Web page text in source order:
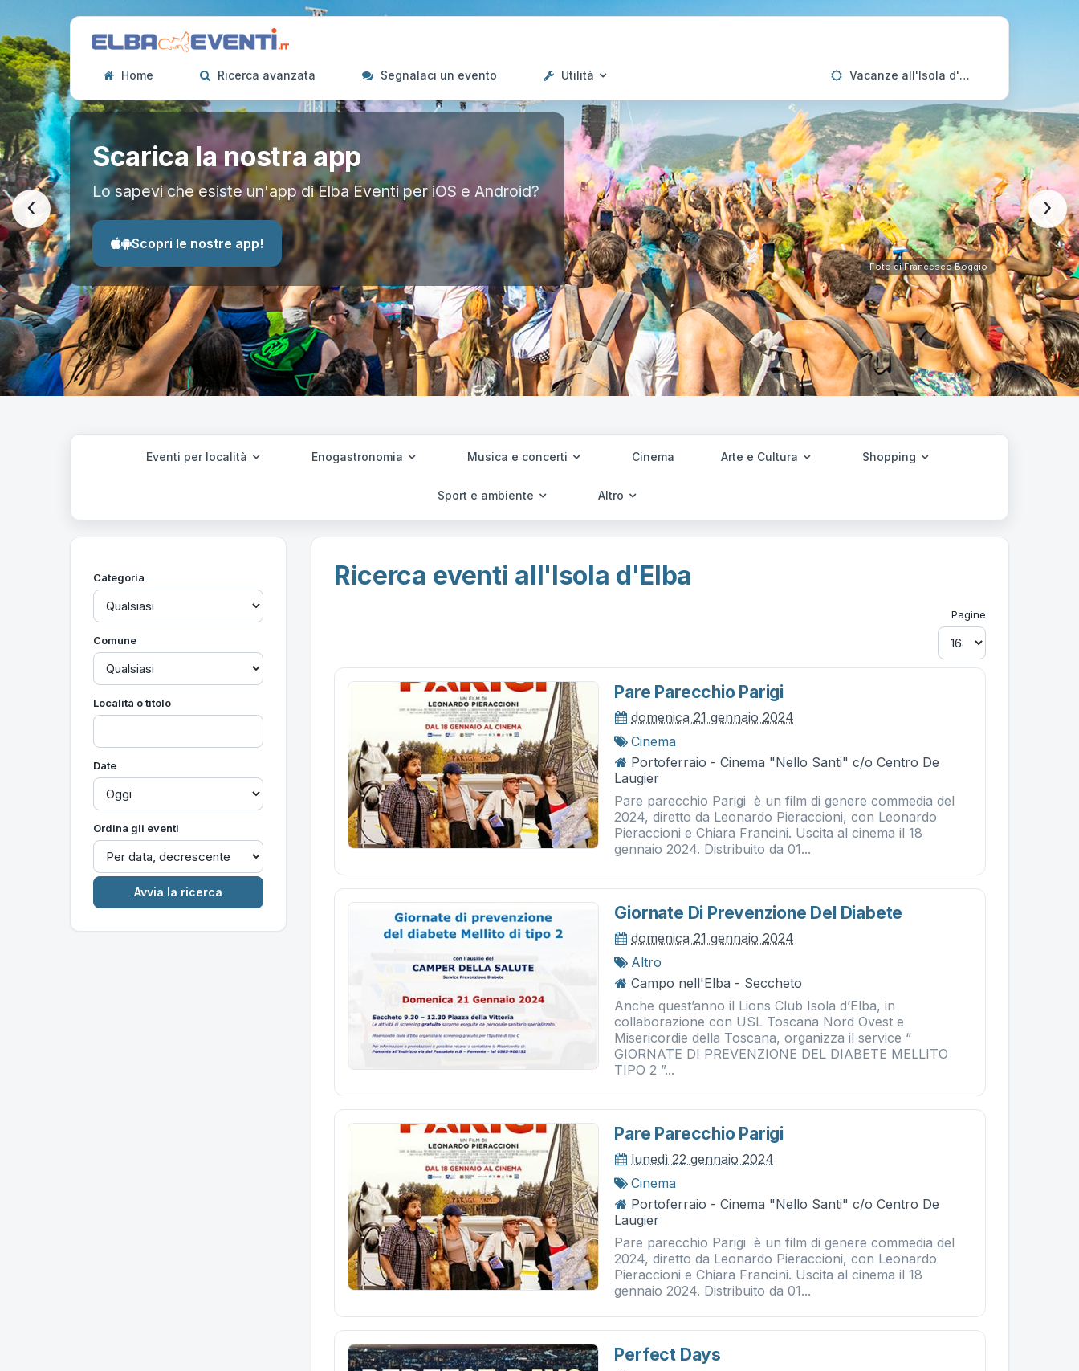
Home Ricerca avanzata Segnalaci un evento Utilità Vacanze all'Isola d'Elba
Scarica la nostra app
Lo sapevi che esiste un'app di Elba Eventi per iOS e Android?
Scopri le nostre app!
Foto di Francesco Boggio
‹ ›
Eventi per località Enogastronomia Musica e concerti Cinema Arte e Cultura Shopping
Sport e ambiente Altro
Categoria
Comune
Località o titolo
Date
Ordina gli eventi
Ricerca eventi all'Isola d'Elba
Pagine
Pare Parecchio Parigi
domenica 21 gennaio 2024
Cinema
Portoferraio - Cinema "Nello Santi" c/o Centro De
Laugier
Pare parecchio Parigi è un film di genere commedia del
2024, diretto da Leonardo Pieraccioni, con Leonardo
Pieraccioni e Chiara Francini. Uscita al cinema il 18
gennaio 2024. Distribuito da 01...
Giornate Di Prevenzione Del Diabete
domenica 21 gennaio 2024
Altro
Campo nell'Elba - Seccheto
Anche quest’anno il Lions Club Isola d’Elba, in
collaborazione con USL Toscana Nord Ovest e
Misericordie della Toscana, organizza il service “
GIORNATE DI PREVENZIONE DEL DIABETE MELLITO
TIPO 2 ”...
Pare Parecchio Parigi
lunedì 22 gennaio 2024
Cinema
Portoferraio - Cinema "Nello Santi" c/o Centro De
Laugier
Pare parecchio Parigi è un film di genere commedia del
2024, diretto da Leonardo Pieraccioni, con Leonardo
Pieraccioni e Chiara Francini. Uscita al cinema il 18
gennaio 2024. Distribuito da 01...
Perfect Days